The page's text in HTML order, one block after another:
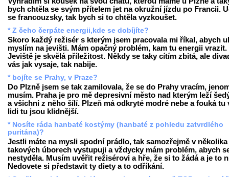
bych chtěla se svým přítelem jet na okružní jízdu po Francii.
se francouzsky, tak bych si to chtěla vyzkoušet.
* Z čeho čerpáte energii,kde se dobíjíte?
Skoro každý režisér s kterým jsem pracovala mi říkal, abych
myslím na jevišti. Mám opačný problém, kam tu energii vrazit.
Jeviště je skvělá příležitost. Někdy se taky cítím zbitá, ale
vás jak vysaje, tak nabije.
* bojíte se Prahy, v Praze?
Do Plzně jsem se tak zamilovala, že se do Prahy vracím,
musím. Praha je pro mě depresivní město nad kterým leží
a všichni z něho šílí. Plzeň má odkryté modré nebe a fouká tu
lidi tu jsou klidnější.
* Nosíte ráda hanbaté kostýmy (hanbaté z pohledu zatvrdlého
puritána)?
Jestli máte na mysli spodní prádlo, tak samozřejmě v několika
takových úborech vystupuji a vždycky mám problém, abych
nestyděla. Musím uvěřit režisérovi a hře, že si to žádá a je to
Nedovete si představit ty diety a to odříkání.